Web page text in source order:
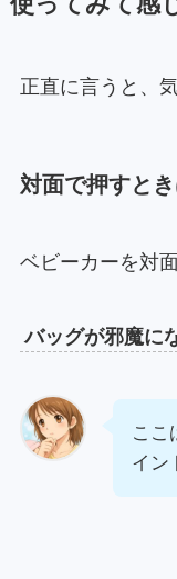
正直に言うと、
対面で押すと
ベビーカーを対
バッグが邪魔に
ここ
イン